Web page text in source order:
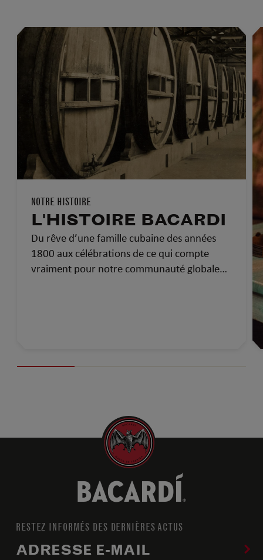
NOTRE HISTOIRE
L'HISTOIRE BACARDI
Du rêve d’une famille cubaine des années
1800 aux célébrations de ce qui compte
vraiment pour notre communauté globale
RESTEZ INFORMÉS DES DERNIÈRES ACTUS
ADRESSE E-MAIL